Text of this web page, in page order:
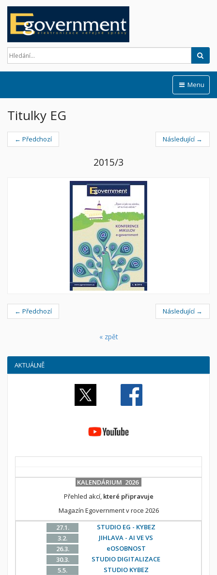
Menu
Titulky EG
← Předchozí Následující →
2015/3
← Předchozí Následující →
« zpět
AKTUÁLNĚ
KALENDÁRIUM 2026
Přehled akcí, které připravuje
Magazín Egovernment v roce 2026
27.1.
STUDIO EG - KYBEZ
3.2.
JIHLAVA - AI VE VS
26.3.
eOSOBNOST
30.3.
STUDIO DIGITALIZACE
5.5.
STUDIO KYBEZ